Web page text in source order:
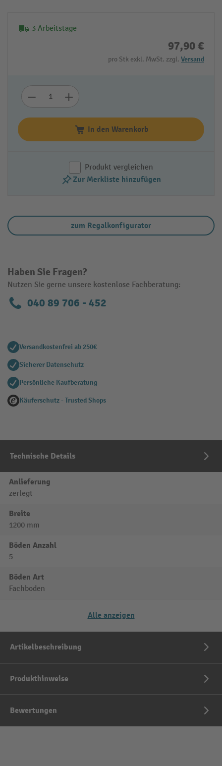
3 Arbeitstage
97,90 €
pro Stk exkl. MwSt. zzgl. Versand
In den Warenkorb
Produkt vergleichen
Zur Merkliste hinzufügen
zum Regalkonfigurator
Haben Sie Fragen?
Nutzen Sie gerne unsere kostenlose Fachberatung:
040 89 706 - 452
Versandkostenfrei ab 250€
Sicherer Datenschutz
Persönliche Kaufberatung
Käuferschutz - Trusted Shops
Technische Details
Anlieferung
zerlegt
Breite
1200 mm
Böden Anzahl
5
Böden Art
Fachboden
Alle anzeigen
Artikelbeschreibung
Produkthinweise
Bewertungen